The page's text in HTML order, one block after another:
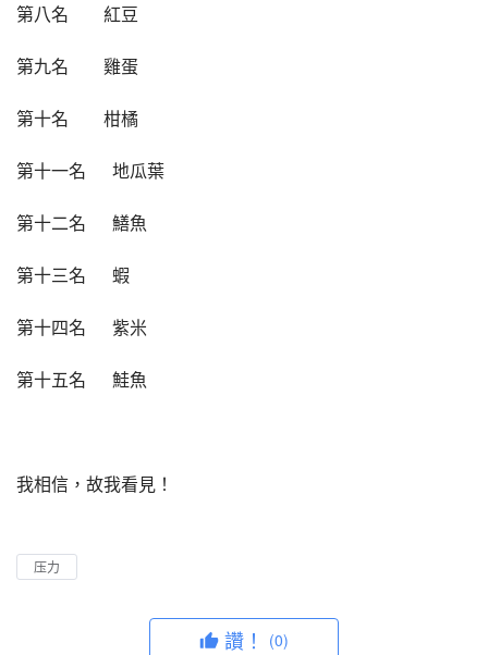
第八名        紅豆
第九名        雞蛋
第十名        柑橘
第十一名      地瓜葉
第十二名      鱔魚
第十三名      蝦
第十四名      紫米
第十五名      鮭魚
我相信，故我看見！
压力
讚！ (0)